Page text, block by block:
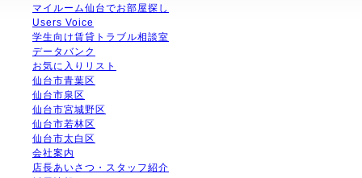
マイルーム仙台でお部屋探し
Users Voice
学生向け賃貸トラブル相談室
データバンク
お気に入りリスト
仙台市青葉区
仙台市泉区
仙台市宮城野区
仙台市若林区
仙台市太白区
会社案内
店長あいさつ・スタッフ紹介